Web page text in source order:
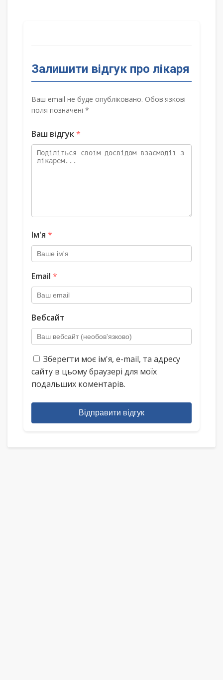
Залишити відгук про лікаря
Ваш email не буде опубліковано. Обов'язкові
поля позначені *
Ваш відгук*
Ім'я *
Email *
Вебсайт
Зберегти моє ім'я, e-mail, та адресу
сайту в цьому браузері для моїх
подальших коментарів.
Відправити відгук